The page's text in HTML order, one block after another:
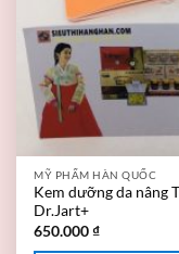
MỸ PHẨM HÀN QUỐC
Kem dưỡng da nâng
Dr.Jart+
650.000₫